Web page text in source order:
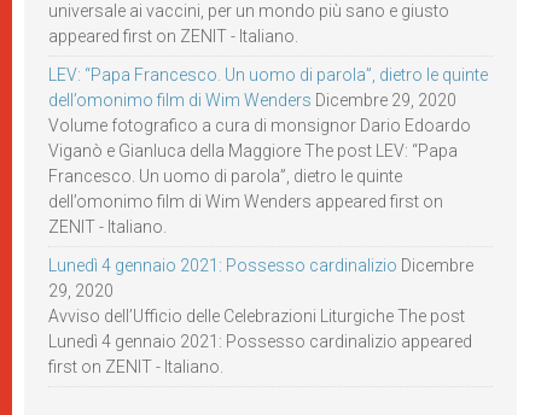
universale ai vaccini, per un mondo più sano e giusto
appeared first on ZENIT - Italiano.
LEV: “Papa Francesco. Un uomo di parola”, dietro le quinte
dell’omonimo film di Wim Wenders Dicembre 29, 2020
Volume fotografico a cura di monsignor Dario Edoardo
Viganò e Gianluca della Maggiore The post LEV: “Papa
Francesco. Un uomo di parola”, dietro le quinte
dell’omonimo film di Wim Wenders appeared first on
ZENIT - Italiano.
Lunedì 4 gennaio 2021: Possesso cardinalizio Dicembre
29, 2020
Avviso dell’Ufficio delle Celebrazioni Liturgiche The post
Lunedì 4 gennaio 2021: Possesso cardinalizio appeared
first on ZENIT - Italiano.